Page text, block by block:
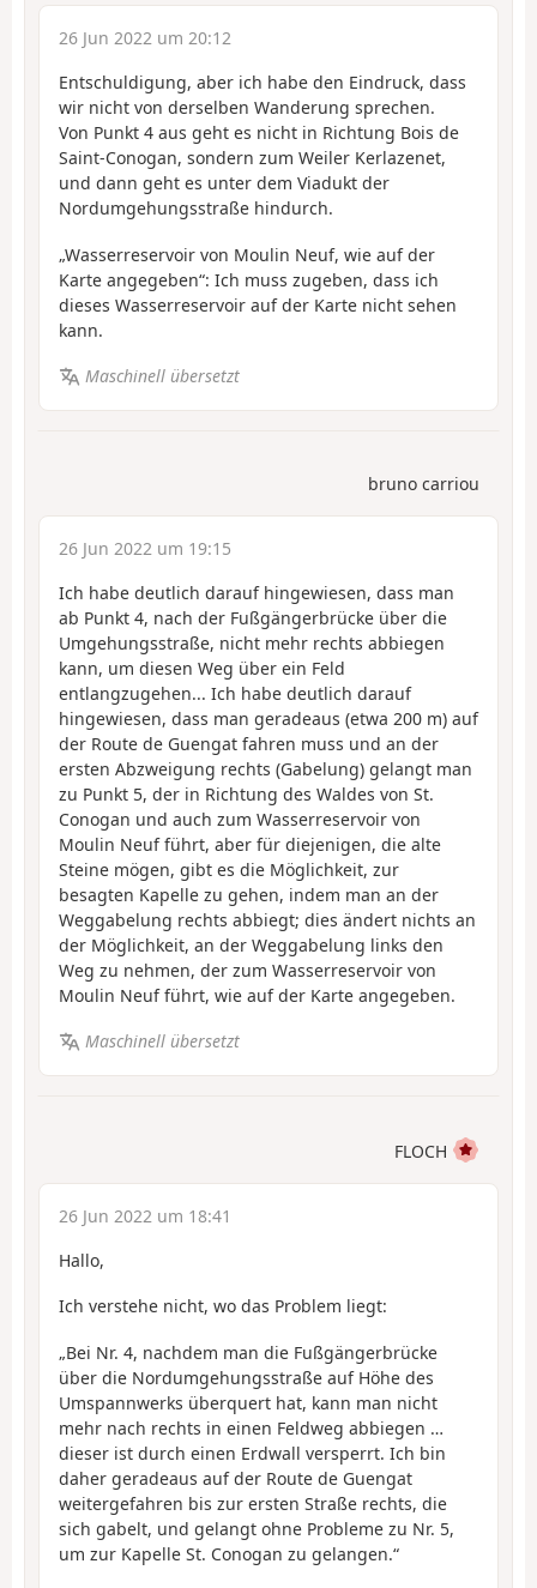
26 Jun 2022 um 20:12
Entschuldigung, aber ich habe den Eindruck, dass
wir nicht von derselben Wanderung sprechen.
Von Punkt 4 aus geht es nicht in Richtung Bois de
Saint-Conogan, sondern zum Weiler Kerlazenet,
und dann geht es unter dem Viadukt der
Nordumgehungsstraße hindurch.
„Wasserreservoir von Moulin Neuf, wie auf der
Karte angegeben“: Ich muss zugeben, dass ich
dieses Wasserreservoir auf der Karte nicht sehen
kann.
Maschinell übersetzt
bruno carriou
26 Jun 2022 um 19:15
Ich habe deutlich darauf hingewiesen, dass man
ab Punkt 4, nach der Fußgängerbrücke über die
Umgehungsstraße, nicht mehr rechts abbiegen
kann, um diesen Weg über ein Feld
entlangzugehen... Ich habe deutlich darauf
hingewiesen, dass man geradeaus (etwa 200 m) auf
der Route de Guengat fahren muss und an der
ersten Abzweigung rechts (Gabelung) gelangt man
zu Punkt 5, der in Richtung des Waldes von St.
Conogan und auch zum Wasserreservoir von
Moulin Neuf führt, aber für diejenigen, die alte
Steine mögen, gibt es die Möglichkeit, zur
besagten Kapelle zu gehen, indem man an der
Weggabelung rechts abbiegt; dies ändert nichts an
der Möglichkeit, an der Weggabelung links den
Weg zu nehmen, der zum Wasserreservoir von
Moulin Neuf führt, wie auf der Karte angegeben.
Maschinell übersetzt
FLOCH
26 Jun 2022 um 18:41
Hallo,
Ich verstehe nicht, wo das Problem liegt:
„Bei Nr. 4, nachdem man die Fußgängerbrücke
über die Nordumgehungsstraße auf Höhe des
Umspannwerks überquert hat, kann man nicht
mehr nach rechts in einen Feldweg abbiegen …
dieser ist durch einen Erdwall versperrt. Ich bin
daher geradeaus auf der Route de Guengat
weitergefahren bis zur ersten Straße rechts, die
sich gabelt, und gelangt ohne Probleme zu Nr. 5,
um zur Kapelle St. Conogan zu gelangen.“